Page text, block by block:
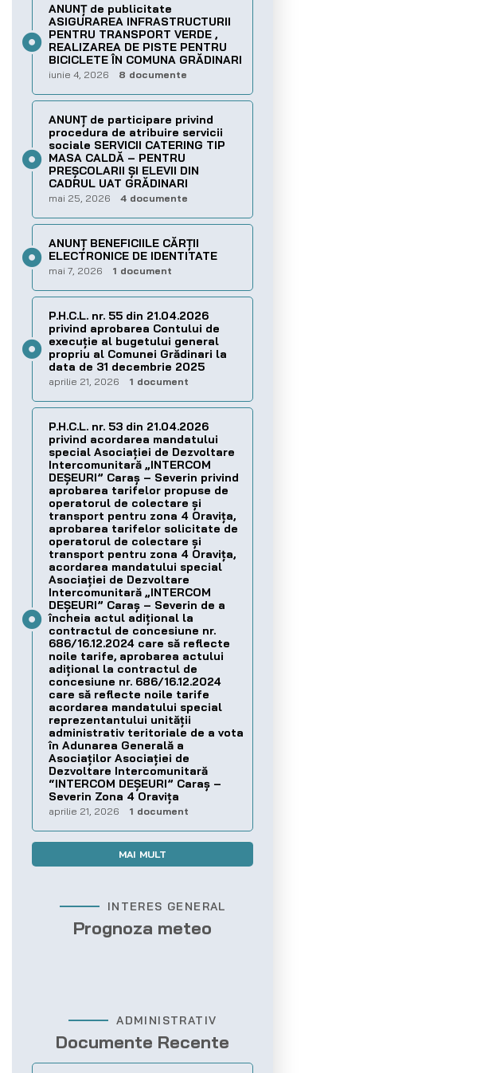
ANUNȚ de publicitate
ASIGURAREA INFRASTRUCTURII
PENTRU TRANSPORT VERDE ,
REALIZAREA DE PISTE PENTRU
BICICLETE ÎN COMUNA GRĂDINARI
iunie 4, 2026 8 documente
ANUNȚ de participare privind
procedura de atribuire servicii
sociale SERVICII CATERING TIP
MASA CALDĂ – PENTRU
PREȘCOLARII ȘI ELEVII DIN
CADRUL UAT GRĂDINARI
mai 25, 2026 4 documente
ANUNȚ BENEFICIILE CĂRȚII
ELECTRONICE DE IDENTITATE
mai 7, 2026 1 document
P.H.C.L. nr. 55 din 21.04.2026
privind aprobarea Contului de
execuţie al bugetului general
propriu al Comunei Grădinari la
data de 31 decembrie 2025
aprilie 21, 2026 1 document
P.H.C.L. nr. 53 din 21.04.2026
privind acordarea mandatului
special Asociației de Dezvoltare
Intercomunitară „INTERCOM
DEȘEURI” Caraș – Severin privind
aprobarea tarifelor propuse de
operatorul de colectare și
transport pentru zona 4 Oravița,
aprobarea tarifelor solicitate de
operatorul de colectare și
transport pentru zona 4 Oravița,
acordarea mandatului special
Asociației de Dezvoltare
Intercomunitară „INTERCOM
DEȘEURI” Caraș – Severin de a
încheia actul adițional la
contractul de concesiune nr.
686/16.12.2024 care să reflecte
noile tarife, aprobarea actului
adițional la contractul de
concesiune nr. 686/16.12.2024
care să reflecte noile tarife
acordarea mandatului special
reprezentantului unității
administrativ teritoriale de a vota
în Adunarea Generală a
Asociaților Asociației de
Dezvoltare Intercomunitară
“INTERCOM DEȘEURI” Caraș –
Severin Zona 4 Oravița
aprilie 21, 2026 1 document
MAI MULT
INTERES GENERAL
Prognoza meteo
ADMINISTRATIV
Documente Recente